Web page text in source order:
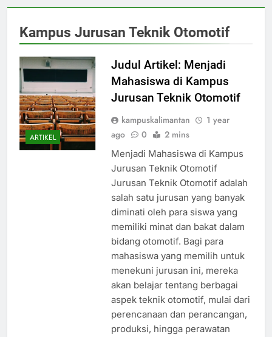
Kampus Jurusan Teknik Otomotif
ARTIKEL
Judul Artikel: Menjadi
Mahasiswa di Kampus
Jurusan Teknik Otomotif
kampuskalimantan
1 year
ago
0 2 mins
Menjadi Mahasiswa di Kampus
Jurusan Teknik Otomotif
Jurusan Teknik Otomotif adalah
salah satu jurusan yang banyak
diminati oleh para siswa yang
memiliki minat dan bakat dalam
bidang otomotif. Bagi para
mahasiswa yang memilih untuk
menekuni jurusan ini, mereka
akan belajar tentang berbagai
aspek teknik otomotif, mulai dari
perencanaan dan perancangan,
produksi, hingga perawatan